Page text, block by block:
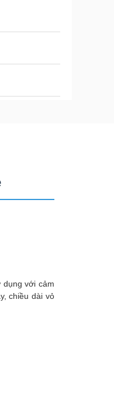
dụng với cảm
chiều dài vỏ